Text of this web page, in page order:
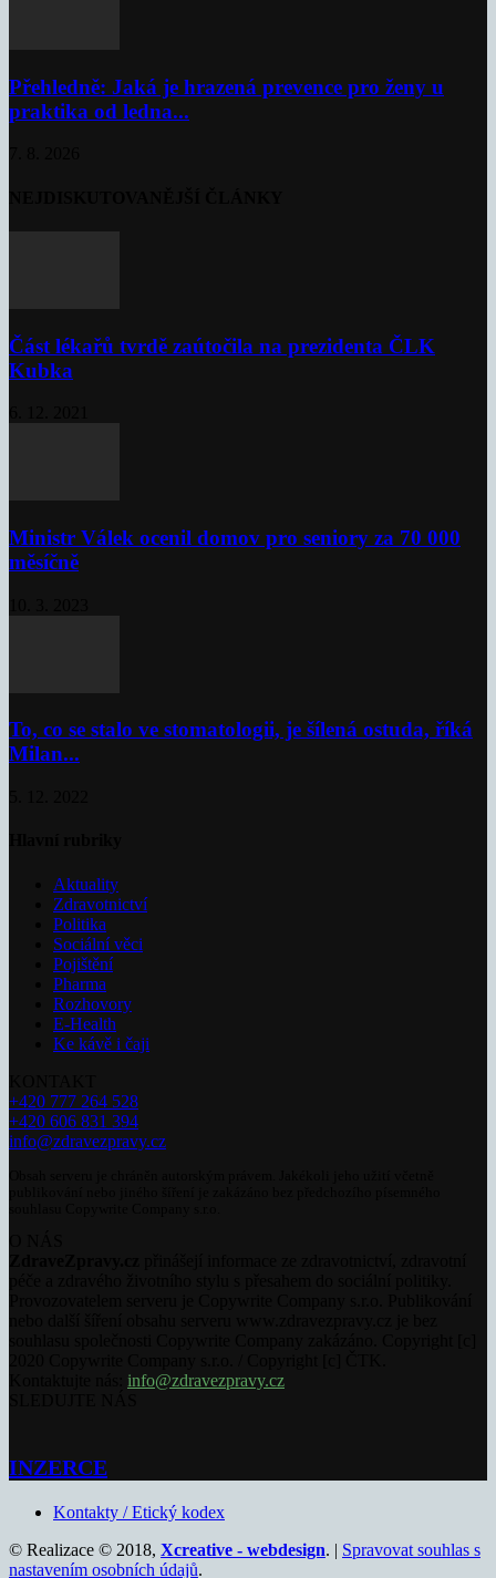
Přehledně: Jaká je hrazená prevence pro ženy u
praktika od ledna...
Část lékařů tvrdě zaútočila na prezidenta ČLK
Kubka
Ministr Válek ocenil domov pro seniory za 70 000
měsíčně
To, co se stalo ve stomatologii, je šílená ostuda, říká
Milan...
Aktuality
Zdravotnictví
Politika
Sociální věci
Pojištění
Pharma
Rozhovory
E-Health
Ke kávě i čaji
+420 777 264 528
+420 606 831 394
info@zdravezpravy.cz
info@zdravezpravy.cz
INZERCE
Kontakty / Etický kodex
© Realizace © 2018, Xcreative - webdesign. | Spravovat souhlas s
nastavením osobních údajů.